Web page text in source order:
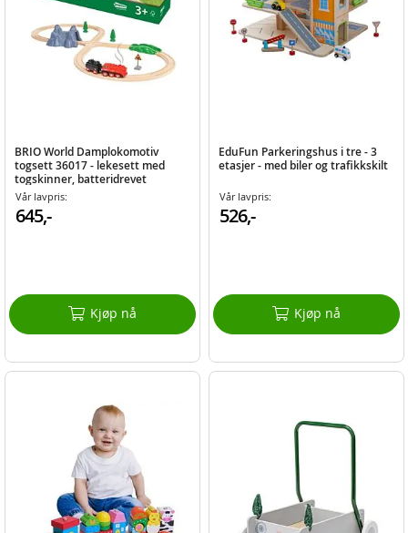
BRIO World Damplokomotiv
togsett 36017 - lekesett med
togskinner, batteridrevet
lokomotiv med dampeffekter og
lys
Vår lavpris:
645,-
Kjøp nå
EduFun Parkeringshus i tre - 3
etasjer - med biler og trafikkskilt
Vår lavpris:
526,-
Kjøp nå